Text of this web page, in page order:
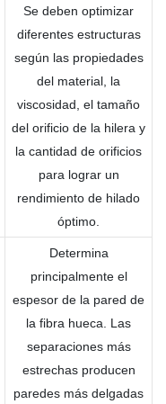
Se deben optimizar
diferentes estructuras
según las propiedades
del material, la
viscosidad, el tamaño
del orificio de la hilera y
la cantidad de orificios
para lograr un
rendimiento de hilado
óptimo.
Determina
principalmente el
espesor de la pared de
la fibra hueca. Las
separaciones más
estrechas producen
paredes más delgadas